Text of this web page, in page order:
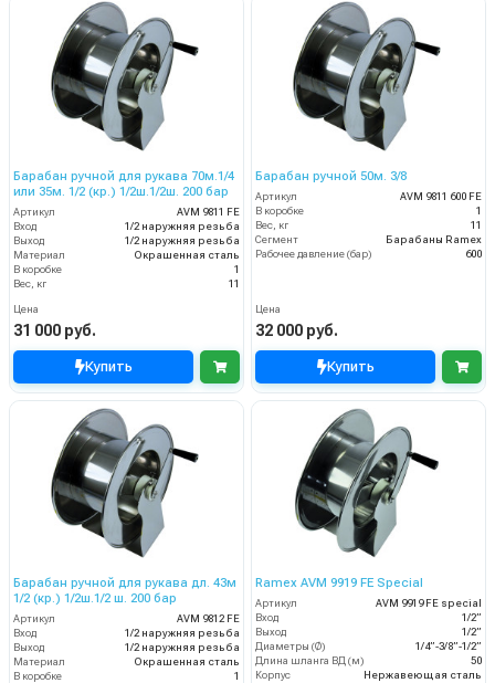
Барабан ручной для рукава 70м.1/4
или 35м. 1/2 (кр.) 1/2ш.1/2ш. 200 бар
Артикул
AVM 9811 FE
Вход
1/2 наружняя резьба
Выход
1/2 наружняя резьба
Материал
Окрашенная сталь
В коробке
1
Вес, кг
11
Цена
31 000 руб.
Купить
Барабан ручной 50м. 3/8
Артикул
AVM 9811 600 FE
В коробке
1
Вес, кг
11
Сегмент
Барабаны Ramex
Рабочее давление (бар)
600
Цена
32 000 руб.
Купить
Барабан ручной для рукава дл. 43м
1/2 (кр.) 1/2ш.1/2 ш. 200 бар
Артикул
AVM 9812 FE
Вход
1/2 наружняя резьба
Выход
1/2 наружняя резьба
Материал
Окрашенная сталь
В коробке
1
Ramex AVM 9919 FE Special
Артикул
AVM 9919 FE special
Вход
1/2”
Выход
1/2”
Диаметры (Ø)
1/4”-3/8”-1/2”
Длина шланга ВД (м)
50
Корпус
Нержавеющая сталь